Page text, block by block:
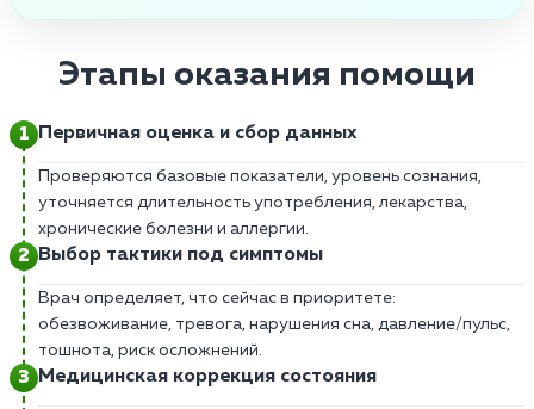
Этапы оказания помощи
Первичная оценка и сбор данных
Проверяются базовые показатели, уровень сознания,
уточняется длительность употребления, лекарства,
хронические болезни и аллергии.
Выбор тактики под симптомы
Врач определяет, что сейчас в приоритете:
обезвоживание, тревога, нарушения сна, давление/пульс,
тошнота, риск осложнений.
Медицинская коррекция состояния